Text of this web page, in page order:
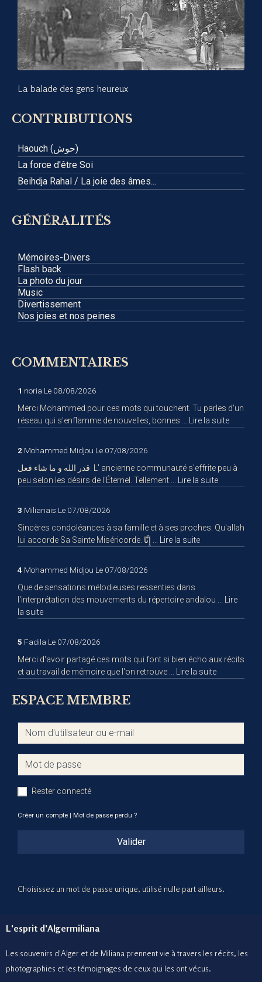
La balade des gens heureux
CONTRIBUTIONS
Haouch (حوش)
La force d'être Soi
Beihdja Rahal / La joie des âmes...
GÉNÉRALITÉS
Mémoires-Divers
Flash back
La photo du jour
Music
Divertissement
Nos joies et nos peines
COMMENTAIRES
1 noria Le 08/08/2026
Merci Mohammed pour ces mots qui touchent. Tu parles d'un
réseau qui s'enflamme de nouvelles, bonnes ...
Lire la suite
2 Mohammed Midjou Le 07/08/2026
قدر الله و ما شاء فعل. L' ancienne communauté s'effrite peu à
peu selon les désirs de l'Éternel. Tellement ...
Lire la suite
3 Milianais Le 07/08/2026
Sincères condoléances à sa famille et à ses proches. Qu'allah
Lire la suite
4 Mohammed Midjou Le 07/08/2026
Que de sensations mélodieuses ressenties dans
l'interprétation des mouvements du répertoire andalou ...
Lire
la suite
5 Fadila Le 07/08/2026
Merci d'avoir partagé ces mots qui font si bien écho aux récits
et au travail de mémoire que l'on retrouve ...
Lire la suite
ESPACE MEMBRE
Rester connecté
Créer un compte | Mot de passe perdu ?
Valider
Choisissez un mot de passe unique, utilisé nulle part ailleurs.
L'esprit d'Algermiliana
Les souvenirs d'Alger et de Miliana prennent vie à travers les récits, les
photographies et les témoignages de ceux qui les ont vécus.